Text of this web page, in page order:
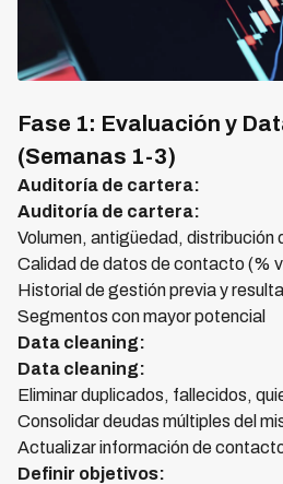
Fase 1: Evaluación y
(Semanas 1-3)
Auditoría de cartera:
Auditoría de cartera:
Volumen, antigüedad, distribución
Calidad de datos de contacto (%
Historial de gestión previa y
Segmentos con mayor potencial
Data cleaning:
Data cleaning:
Eliminar duplicados, fallecidos,
Consolidar deudas múltiples del
Actualizar información de
Definir objetivos: